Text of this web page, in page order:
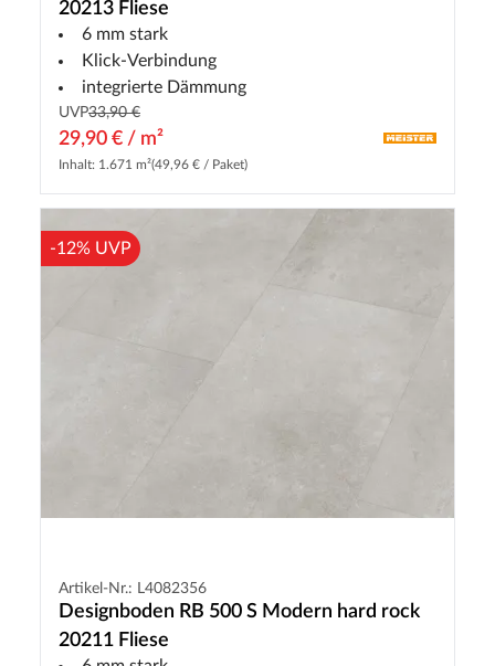
20213 Fliese
6 mm stark
Klick-Verbindung
integrierte Dämmung
UVP33,90 €
29,90 € / m²
Inhalt: 1.671 m²(49,96 € / Paket)
-12% UVP
Artikel-Nr.: L4082356
Designboden RB 500 S Modern hard rock
20211 Fliese